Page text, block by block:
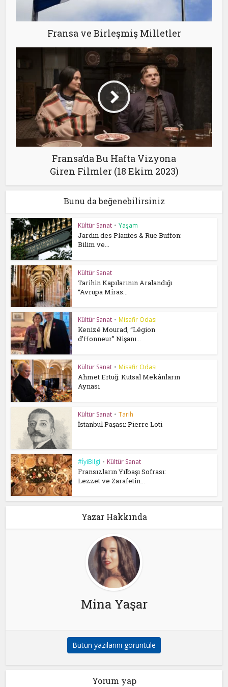
Fransa ve Birleşmiş Milletler
Fransa’da Bu Hafta Vizyona
Giren Filmler (18 Ekim 2023)
Bunu da beğenebilirsiniz
Kültür Sanat • Yaşam
Jardin des Plantes & Rue Buffon:
Bilim ve...
Kültür Sanat
Tarihin Kapılarının Aralandığı
“Avrupa Miras...
Kültür Sanat • Misafir Odası
Kenizé Mourad, “Légion
d’Honneur” Nişanı...
Kültür Sanat • Misafir Odası
Ahmet Ertuğ: Kutsal Mekânların
Aynası
Kültür Sanat • Tarih
İstanbul Paşası: Pierre Loti
#İyiBilgi • Kültür Sanat
Fransızların Yılbaşı Sofrası:
Lezzet ve Zarafetin...
Yazar Hakkında
Mina Yaşar
Bütün yazılarını görüntüle
Yorum yap